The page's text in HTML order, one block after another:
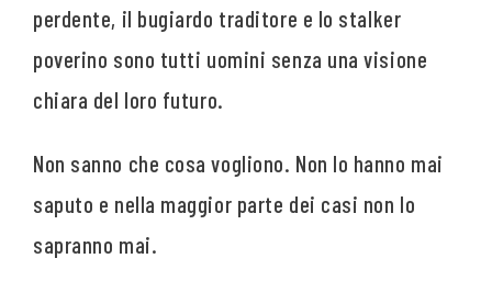
perdente, il bugiardo traditore e lo stalker
poverino sono tutti uomini senza una visione
chiara del loro futuro.
Non sanno che cosa vogliono. Non lo hanno mai
saputo e nella maggior parte dei casi non lo
sapranno mai.